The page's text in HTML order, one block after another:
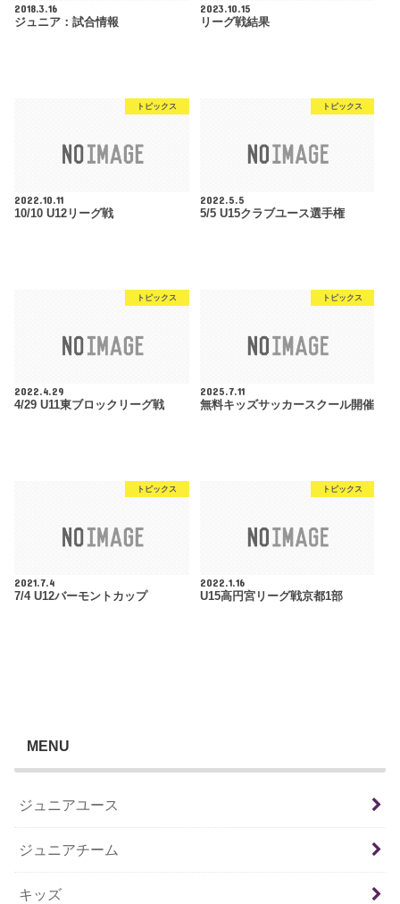
2018.3.16
ジュニア：試合情報
2023.10.15
リーグ戦結果
トピックス
2022.10.11
10/10 U12リーグ戦
トピックス
2022.5.5
5/5 U15クラブユース選手権
トピックス
2022.4.29
4/29 U11東ブロックリーグ戦
トピックス
2025.7.11
無料キッズサッカースクール開催
トピックス
2021.7.4
7/4 U12バーモントカップ
トピックス
2022.1.16
U15高円宮リーグ戦京都1部
MENU
ジュニアユース
ジュニアチーム
キッズ